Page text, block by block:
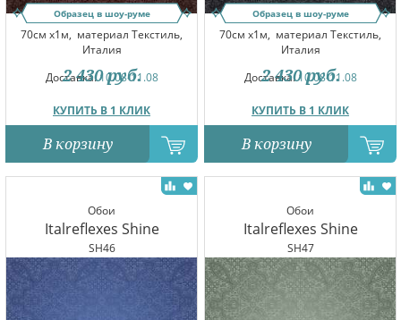
Образец в шоу-руме
70см x1м, материал Текстиль,
Италия
Доставка:10.08-11.08
КУПИТЬ В 1 КЛИК
2 430 руб.
В корзину
Образец в шоу-руме
70см x1м, материал Текстиль,
Италия
Доставка:10.08-11.08
КУПИТЬ В 1 КЛИК
2 430 руб.
В корзину
Обои
Italreflexes Shine
SH46
Обои
Italreflexes Shine
SH47